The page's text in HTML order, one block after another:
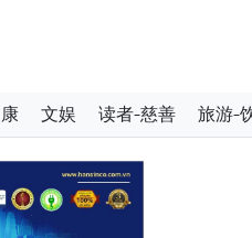
文娱 读者-慈善 旅游-